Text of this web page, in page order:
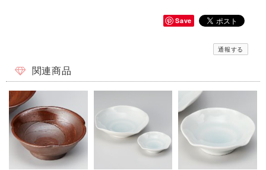
Save
通報する
関連商品